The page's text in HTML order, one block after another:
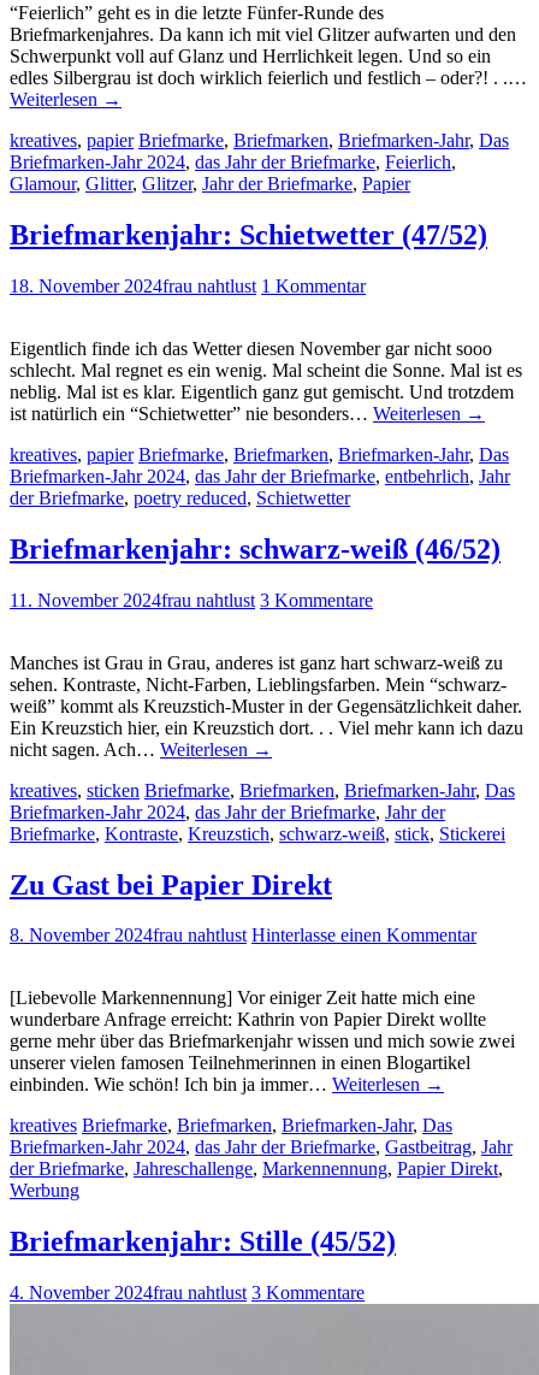
“Feierlich” geht es in die letzte Fünfer-Runde des
Briefmarkenjahres. Da kann ich mit viel Glitzer aufwarten und den
Schwerpunkt voll auf Glanz und Herrlichkeit legen. Und so ein
edles Silbergrau ist doch wirklich feierlich und festlich – oder?! . .…
Weiterlesen →
kreatives, papier Briefmarke, Briefmarken, Briefmarken-Jahr, Das
Briefmarken-Jahr 2024, das Jahr der Briefmarke, Feierlich,
Glamour, Glitter, Glitzer, Jahr der Briefmarke, Papier
Briefmarkenjahr: Schietwetter (47/52)
18. November 2024frau nahtlust 1 Kommentar
Eigentlich finde ich das Wetter diesen November gar nicht sooo
schlecht. Mal regnet es ein wenig. Mal scheint die Sonne. Mal ist es
neblig. Mal ist es klar. Eigentlich ganz gut gemischt. Und trotzdem
ist natürlich ein “Schietwetter” nie besonders… Weiterlesen →
kreatives, papier Briefmarke, Briefmarken, Briefmarken-Jahr, Das
Briefmarken-Jahr 2024, das Jahr der Briefmarke, entbehrlich, Jahr
der Briefmarke, poetry reduced, Schietwetter
Briefmarkenjahr: schwarz-weiß (46/52)
11. November 2024frau nahtlust 3 Kommentare
Manches ist Grau in Grau, anderes ist ganz hart schwarz-weiß zu
sehen. Kontraste, Nicht-Farben, Lieblingsfarben. Mein “schwarz-
weiß” kommt als Kreuzstich-Muster in der Gegensätzlichkeit daher.
Ein Kreuzstich hier, ein Kreuzstich dort. . . Viel mehr kann ich dazu
nicht sagen. Ach… Weiterlesen →
kreatives, sticken Briefmarke, Briefmarken, Briefmarken-Jahr, Das
Briefmarken-Jahr 2024, das Jahr der Briefmarke, Jahr der
Briefmarke, Kontraste, Kreuzstich, schwarz-weiß, stick, Stickerei
Zu Gast bei Papier Direkt
8. November 2024frau nahtlust Hinterlasse einen Kommentar
[Liebevolle Markennennung] Vor einiger Zeit hatte mich eine
wunderbare Anfrage erreicht: Kathrin von Papier Direkt wollte
gerne mehr über das Briefmarkenjahr wissen und mich sowie zwei
unserer vielen famosen Teilnehmerinnen in einen Blogartikel
einbinden. Wie schön! Ich bin ja immer… Weiterlesen →
kreatives Briefmarke, Briefmarken, Briefmarken-Jahr, Das
Briefmarken-Jahr 2024, das Jahr der Briefmarke, Gastbeitrag, Jahr
der Briefmarke, Jahreschallenge, Markennennung, Papier Direkt,
Werbung
Briefmarkenjahr: Stille (45/52)
4. November 2024frau nahtlust 3 Kommentare